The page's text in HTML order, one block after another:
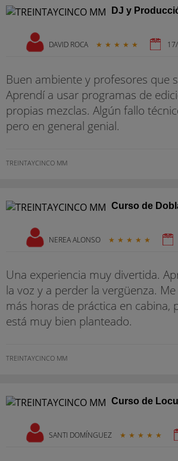
DJ y
DAVID ROCA ★ ★ ★ ★ ★
Buen ambiente y profesores que
Aprendí a usar programas de
propias mezclas. Algún fallo
pero en general genial.
TREINTAYCINCO MM
Curso de
NEREA ALONSO ★ ★ ★ ★ ★
Una experiencia muy divertida.
la voz y a perder la vergüenza.
más horas de práctica en cabina,
está muy bien planteado.
TREINTAYCINCO MM
Curso de
SANTI DOMÍNGUEZ ★ ★ ★ ★ ★